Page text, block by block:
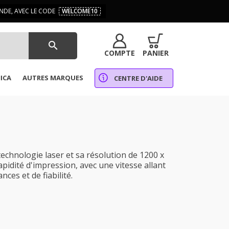
AVEC LE CODE WELCOME10
search
COMPTE PANIER
AUTRES MARQUES CENTRE D'AIDE
laser et sa résolution de 1200 x
d'impression, avec une vitesse allant
et de fiabilité.